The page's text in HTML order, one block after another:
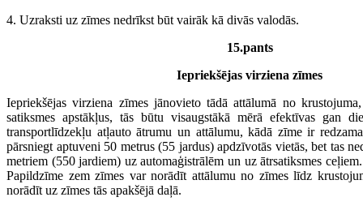
4. Uzraksti uz zīmes nedrīkst būt vairāk kā divās valodās.
15.pants
Iepriekšējas virziena zīmes
Iepriekšējas virziena zīmes jānovieto tādā attālumā no
satiksmes apstākļus, tās būtu visaugstākā mērā efektīvas gan
transportlīdzekļu atļauto ātrumu un attālumu, kādā zīme ir
pārsniegt aptuveni 50 metrus (55 jardus) apdzīvotās vietās, bet tas
metriem (550 jardiem) uz automaģistrālēm un uz ātrsatiksmes
Papildzīme zem zīmes var norādīt attālumu no zīmes līdz
norādīt uz zīmes tās apakšējā daļā.